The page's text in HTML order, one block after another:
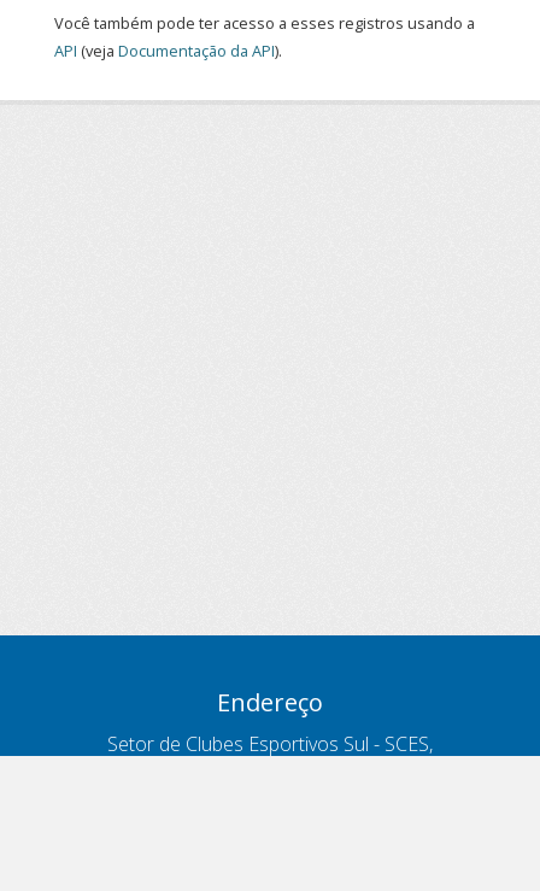
Você também pode ter acesso a esses registros usando a
API (veja Documentação da API).
Endereço
Setor de Clubes Esportivos Sul - SCES,